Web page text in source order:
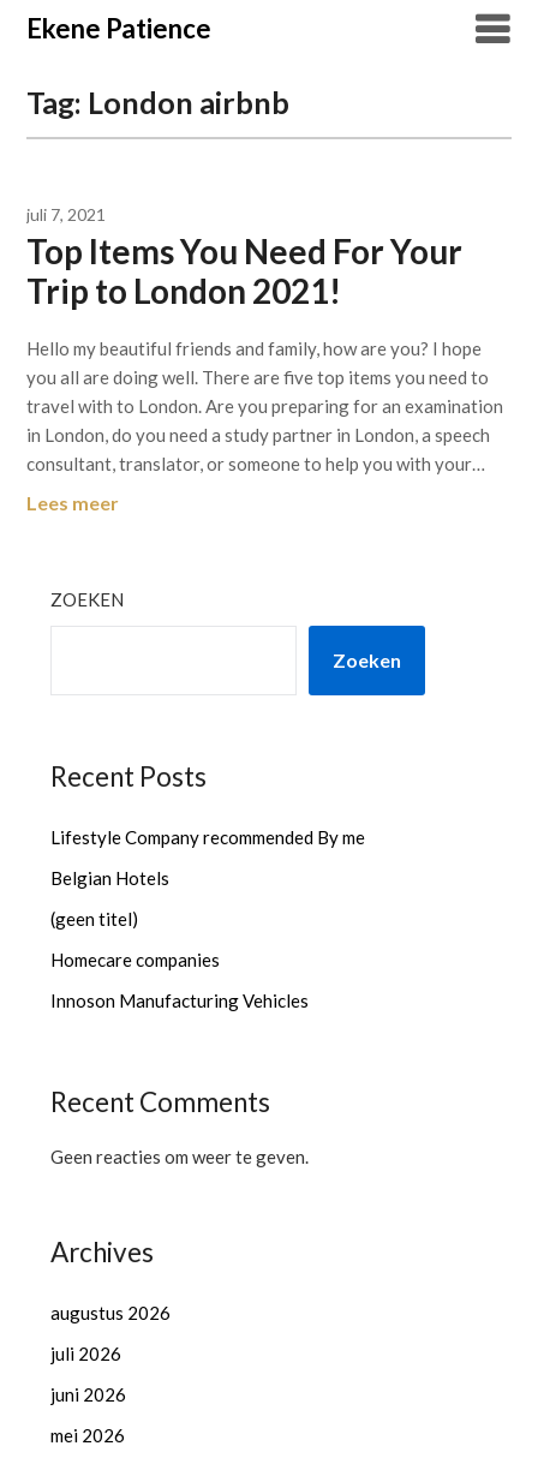
Overslaan
naar
Ekene Patience
Tag: London airbnb
juli 7, 2021
Top Items You Need For Your
Trip to London 2021!
Hello my beautiful friends and family, how are you? I hope
you all are doing well. There are five top items you need to
travel with to London. Are you preparing for an examination
in London, do you need a study partner in London, a speech
consultant, translator, or someone to help you with your…
Lees meer
ZOEKEN
Zoeken
Recent Posts
Lifestyle Company recommended By me
Belgian Hotels
(geen titel)
Homecare companies
Innoson Manufacturing Vehicles
Recent Comments
Geen reacties om weer te geven.
Archives
augustus 2026
juli 2026
juni 2026
mei 2026